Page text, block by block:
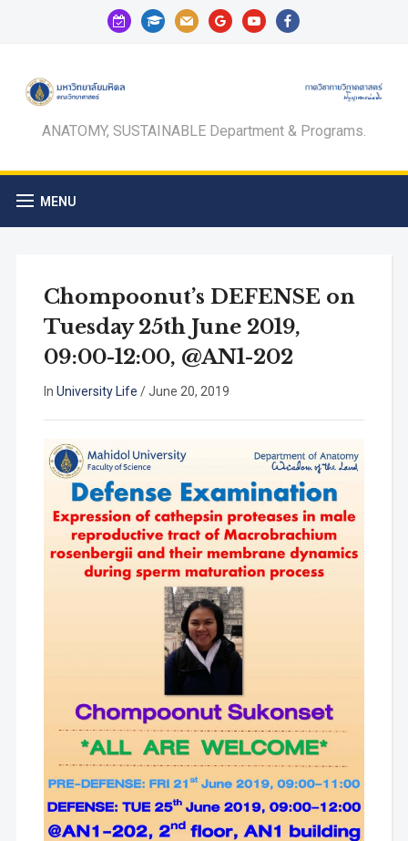
calendar-
check-
graduation-
cap
mail googleyoutubefacebook
ANATOMY, SUSTAINABLE Department & Programs.
MENU
Chompoonut’s DEFENSE on
Tuesday 25th June 2019,
09:00-12:00, @AN1-202
In University Life /June 20, 2019